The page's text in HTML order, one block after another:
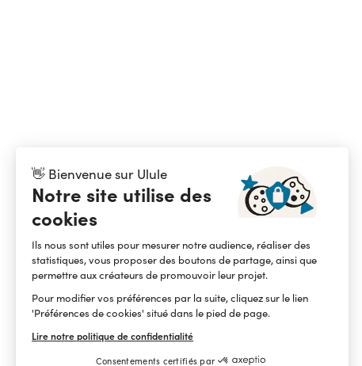
👋 Bienvenue sur Ulule
Notre site utilise des
cookies
Ils nous sont utiles pour mesurer notre audience, réaliser des
statistiques, vous proposer des boutons de partage, ainsi que
permettre aux créateurs de promouvoir leur projet.
Pour modifier vos préférences par la suite, cliquez sur le lien
'Préférences de cookies' situé dans le pied de page.
Lire notre politique de confidentialité
Consentements certifiés par